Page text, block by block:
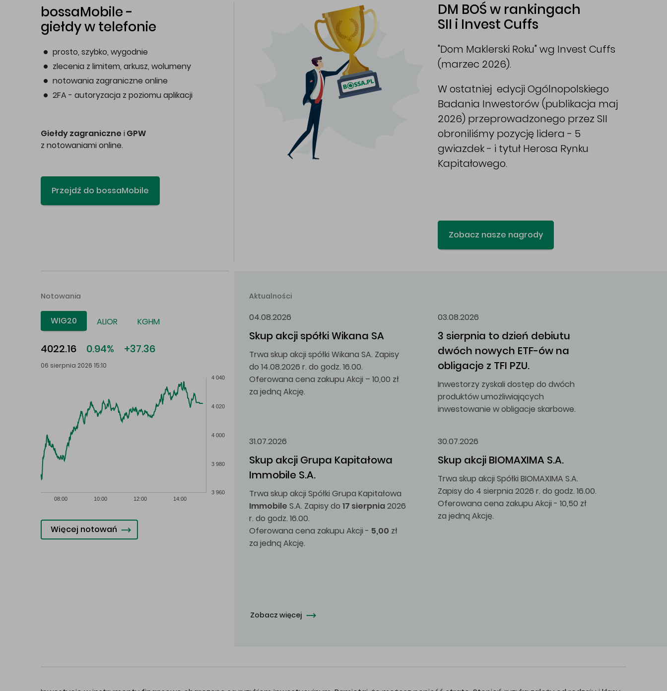
bossaMobile -
giełdy w telefonie
prosto, szybko, wygodnie
zlecenia z limitem, arkusz, wolumeny
notowania zagraniczne online
2FA - autoryzacja z poziomu aplikacji
Giełdy zagraniczne i GPW
z notowaniami online.
Przejdź do bossaMobile
DM BOŚ w rankingach
SII i Invest Cuffs
"Dom Maklerski Roku" wg Invest Cuffs
(marzec 2026).
W ostatniej edycji Ogólnopolskiego
Badania Inwestorów (publikacja maj
2026) przeprowadzonego przez SII
obroniliśmy pozycję lidera - 5
gwiazdek - i tytuł Herosa Rynku
Kapitałowego.
Zobacz nasze nagrody
Notowania
WIG20 ALIOR KGHM
4022.16 0.94% +37.36
06 sierpnia 2026 15:10
08:00 10:00 12:00 14:00
3 960
3 980
4 000
4 020
4 040
Więcej notowań
Aktualności
04.08.2026
Skup akcji spółki Wikana SA
Trwa skup akcji spółki Wikana SA. Zapisy
do 14.08.2026 r. do godz. 16.00.
Oferowana cena zakupu Akcji – 10,00 zł
za jedną Akcję.
03.08.2026
3 sierpnia to dzień debiutu
dwóch nowych ETF-ów na
obligacje z TFI PZU.
Inwestorzy zyskali dostęp do dwóch
produktów umożliwiających
inwestowanie w obligacje skarbowe.
31.07.2026
Skup akcji Grupa Kapitałowa
Immobile S.A.
Trwa skup akcji Spółki Grupa Kapitałowa
Immobile S.A. Zapisy do 17 sierpnia2026
r. do godz. 16.00.
Oferowana cena zakupu Akcji - 5,00 zł
za jedną Akcję.
30.07.2026
Skup akcji BIOMAXIMA S.A.
Trwa skup akcji Spółki BIOMAXIMA S.A.
Zapisy do 4 sierpnia 2026 r. do godz. 16.00.
Oferowana cena zakupu Akcji - 10,50 zł
za jedną Akcję.
Zobacz więcej